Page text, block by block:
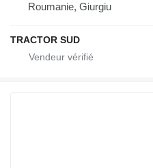
Roumanie, Giurgiu
TRACTOR SUD